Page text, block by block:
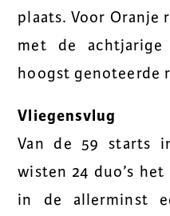
plaats. Voor Oranje
met de achtjarige
hoogst genoteerde
Vliegensvlug
Van de 59 starts
wisten 24 duo’s
in de allerminst